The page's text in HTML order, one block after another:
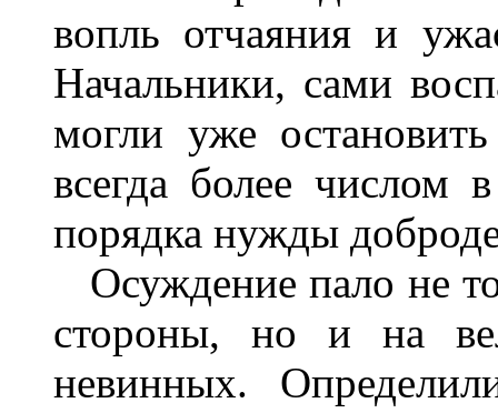
вопль отчаяния и
Начальники, сами
могли уже
всегда более числом
порядка нужды
Осуждение пало не
стороны, но и на
невинных.